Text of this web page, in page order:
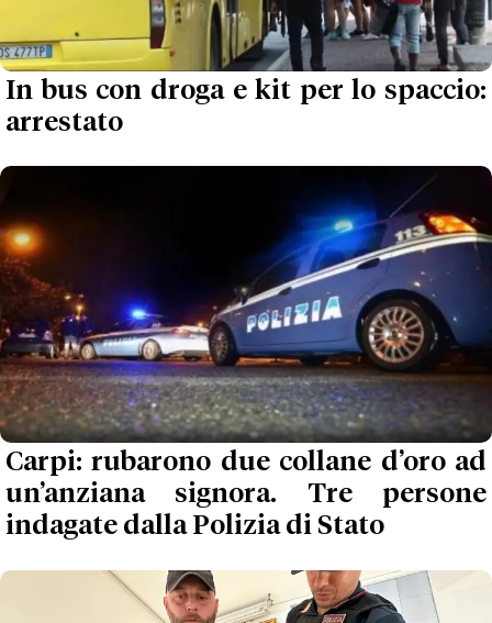
In bus con droga e kit per lo spaccio:
arrestato
Carpi: rubarono due collane d’oro ad
un’anziana signora. Tre persone
indagate dalla Polizia di Stato